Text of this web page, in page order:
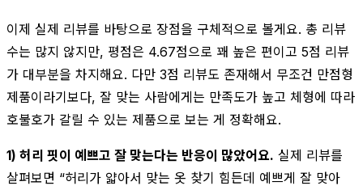
이제 실제 리뷰를 바탕으로 장점을 구체적으로 볼게요. 총 리뷰
수는 많지 않지만, 평점은 4.67점으로 꽤 높은 편이고 5점 리뷰
가 대부분을 차지해요. 다만 3점 리뷰도 존재해서 무조건 만점형
제품이라기보다, 잘 맞는 사람에게는 만족도가 높고 체형에 따라
호불호가 갈릴 수 있는 제품으로 보는 게 정확해요.
1) 허리 핏이 예쁘고 잘 맞는다는 반응이 많았어요. 실제 리뷰를
살펴보면 “허리가 얇아서 맞는 옷 찾기 힘든데 예쁘게 잘 맞아